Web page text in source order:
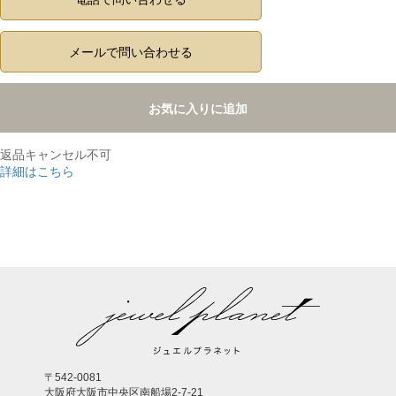
メールで問い合わせる
お気に入りに追加
返品キャンセル不可
詳細はこちら
〒542-0081
大阪府大阪市中央区南船場2-7-21